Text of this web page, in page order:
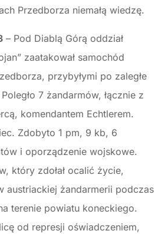
Przedborza niemałą wiedzę.
– Pod Diablą Górą oddział
zaatakował samochód
przybyłymi po zaległe
7 żandarmów, łącznie z
komendantem Echtlerem.
Zdobyto 1 pm, 9 kb, 6
i oporządzenie wojskowe.
który zdołał ocalić życie,
austriackiej żandarmerii podczas
terenie powiatu koneckiego.
od represji oświadczeniem,